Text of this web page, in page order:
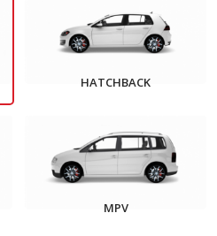
HATCHBACK
MPV